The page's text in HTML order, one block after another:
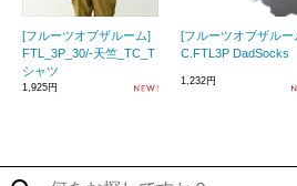
[フルーツオブザルーム]
FTL_3P_30/-天竺_TC_T
シャツ
1,925円
[フルーツオブザルー
C.FTL3P DadSocks
1,232円